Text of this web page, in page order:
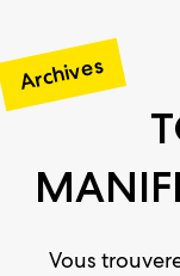
Archives
Vous